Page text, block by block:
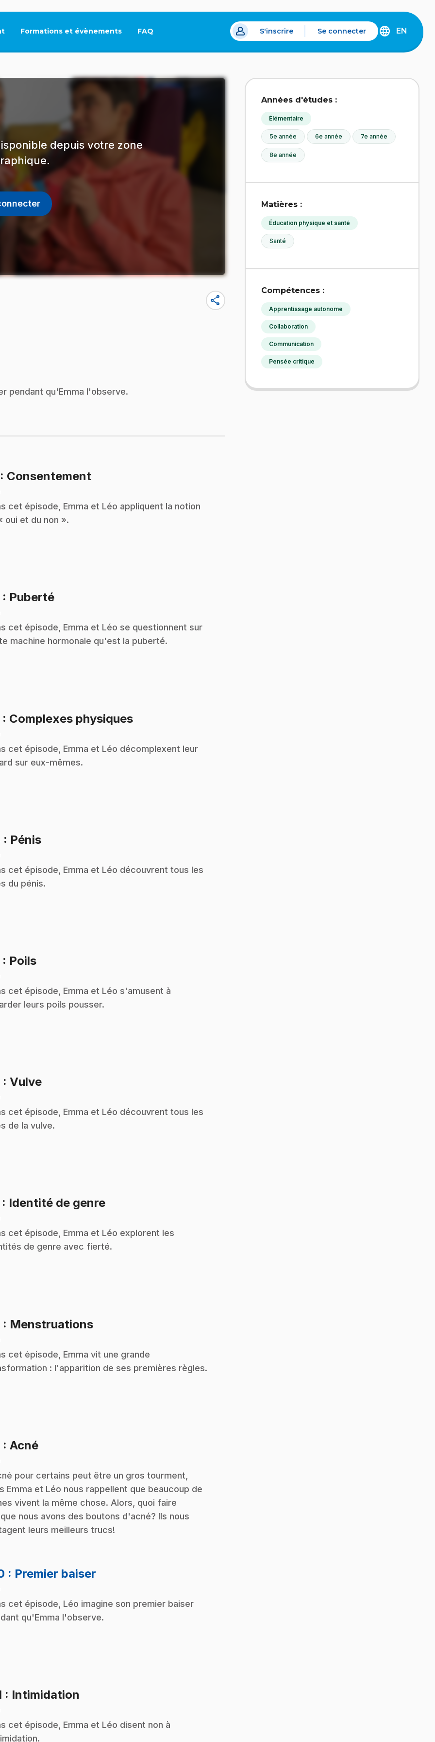
Formations et évènements FAQ
Ce lien s'ouvrira dans un nouvel onglet.
S'inscrire Se connecter
DISCOVER
EN
depuis votre zone
share
pendant qu'Emma l'observe.
: Consentement.
cet épisode, Emma et Léo appliquent la notion
oui et du non ».
: Puberté.
cet épisode, Emma et Léo se questionnent sur
machine hormonale qu'est la puberté.
: Complexes physiques.
cet épisode, Emma et Léo décomplexent leur
sur eux-mêmes.
: Pénis.
cet épisode, Emma et Léo découvrent tous les
du pénis.
: Poils.
cet épisode, Emma et Léo s'amusent à
leurs poils pousser.
: Vulve.
cet épisode, Emma et Léo découvrent tous les
de la vulve.
: Identité de genre.
cet épisode, Emma et Léo explorent les
de genre avec fierté.
: Menstruations.
cet épisode, Emma vit une grande
: l'apparition de ses premières règles.
: Acné.
pour certains peut être un gros tourment,
Emma et Léo nous rappellent que beaucoup de
vivent la même chose. Alors, quoi faire
nous avons des boutons d'acné? Ils nous
leurs meilleurs trucs!
: Premier baiser
cet épisode, Léo imagine son premier baiser
qu'Emma l'observe.
: Intimidation
cet épisode, Emma et Léo disent non à
Années d'études :
Élémentaire
5e année 6e année 7e année
8e année
Matières :
Éducation physique et santé
Santé
Compétences :
Apprentissage autonome
Collaboration
Communication
Pensée critique